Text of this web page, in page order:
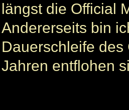
längst die Official
Andererseits bin
Dauerschleife
Jahren entflohen